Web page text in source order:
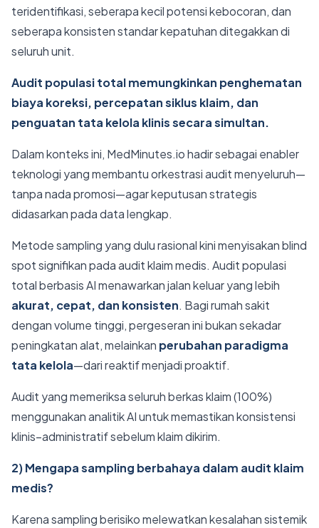
teridentifikasi, seberapa kecil potensi kebocoran, dan
seberapa konsisten standar kepatuhan ditegakkan di
seluruh unit.
Audit populasi total memungkinkan penghematan
biaya koreksi, percepatan siklus klaim, dan
penguatan tata kelola klinis secara simultan.
Dalam konteks ini, MedMinutes.io hadir sebagai enabler
teknologi yang membantu orkestrasi audit menyeluruh—
tanpa nada promosi—agar keputusan strategis
didasarkan pada data lengkap.
Metode sampling yang dulu rasional kini menyisakan blind
spot signifikan pada audit klaim medis. Audit populasi
total berbasis AI menawarkan jalan keluar yang lebih
akurat, cepat, dan konsisten. Bagi rumah sakit
dengan volume tinggi, pergeseran ini bukan sekadar
peningkatan alat, melainkan perubahan paradigma
tata kelola—dari reaktif menjadi proaktif.
Audit yang memeriksa seluruh berkas klaim (100%)
menggunakan analitik AI untuk memastikan konsistensi
klinis–administratif sebelum klaim dikirim.
2) Mengapa sampling berbahaya dalam audit klaim
medis?
Karena sampling berisiko melewatkan kesalahan sistemik